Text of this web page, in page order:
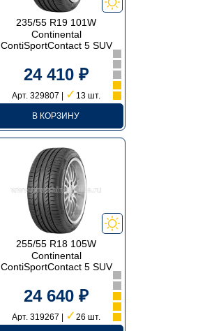
235/55 R19 101W
Continental
ContiSportContact 5 SUV
24 410 ₽
Арт. 329807 | ✓ 13 шт.
В КОРЗИНУ
255/55 R18 105W
Continental
ContiSportContact 5 SUV
24 640 ₽
Арт. 319267 | ✓ 26 шт.